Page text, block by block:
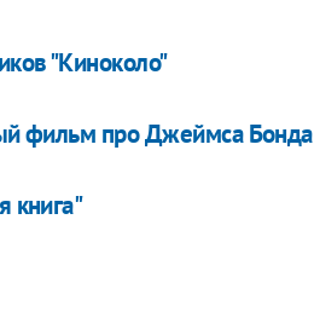
"Киноколо"
фильм про Джеймса Бонда
книга"